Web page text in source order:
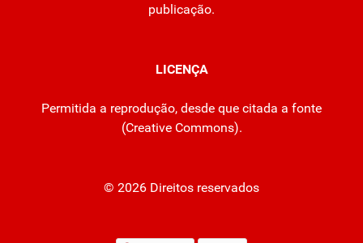
publicação.
LICENÇA
Permitida a reprodução, desde que citada a fonte
(Creative Commons).
© 2026 Direitos reservados